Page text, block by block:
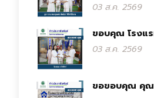
03 ส.ค. 2569
ขอบคุณ โรงแ
03 ส.ค. 2569
ขอขอบคุณ คุ